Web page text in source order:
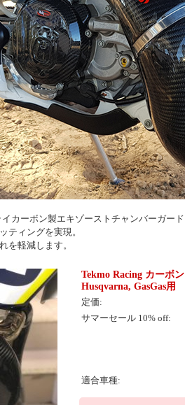
カーボン製エキゾーストチャンバーガード
ティングを実現。
を軽減します。
Tekmo Racing カーボ
Husqvarna, GasGas用
定価:
サマーセール 10% off:
適合車種: